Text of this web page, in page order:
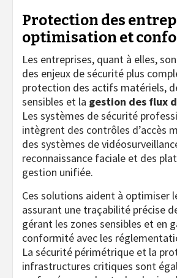
Protection des
optimisation et
Les entreprises, quant à elles,
des enjeux de sécurité plus
protection des actifs matériels,
sensibles et la gestion des flux
Les systèmes de sécurité
intègrent des contrôles d’accès
des systèmes de
reconnaissance faciale et des
gestion unifiée.
Ces solutions aident à optimiser
assurant une traçabilité précise
gérant les zones sensibles et en
conformité avec les
La sécurité périmétrique et la
infrastructures critiques sont